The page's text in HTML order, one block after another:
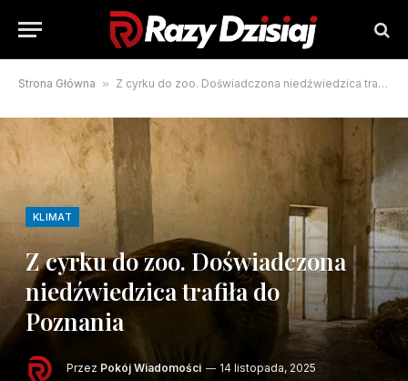
Strona Główna » Z cyrku do zoo. Doświadczona niedźwiedzica trafiła do Poznania
KLIMAT
Z cyrku do zoo. Doświadczona
niedźwiedzica trafiła do
Poznania
Przez Pokój Wiadomości 14 listopada, 2025